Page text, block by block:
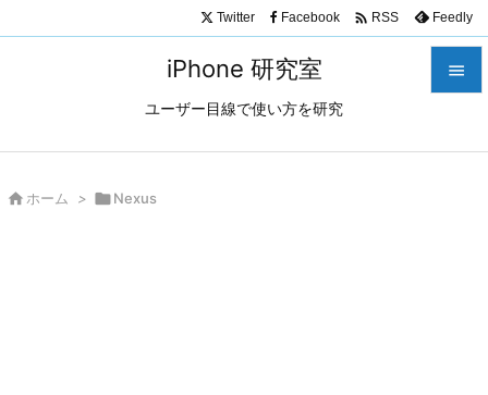
iPhone 研究室
ユーザー目線で使い方を研究

Twitter Facebook  RSS Feedly
 ホーム > Nexus